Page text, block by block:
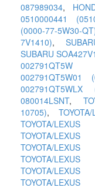
087989034,
0510000441
(0000-77-5W30-
7V1410),
SUBARU
002791QT5W
002791QT5W01
002791QT5WLX
080014LSNT,
10705),
TOYOTA/
TOYOTA/
TOYOTA/
TOYOTA/
TOYOTA/
TOYOTA/